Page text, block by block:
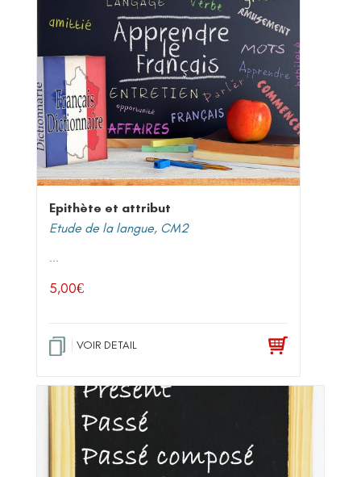
Epithète et attribut
Etude de la langue, CM2
...
5,00€
VOIR DETAIL